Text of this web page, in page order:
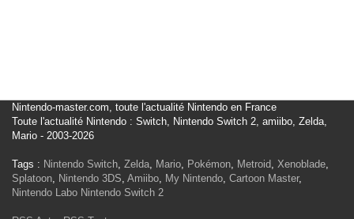
Nintendo-master.com, toute l'actualité Nintendo en France
Toute l'actualité Nintendo : Switch, Nintendo Switch 2, amiibo, Zelda,
Mario - 2003-2026
Tags : Nintendo Switch, Zelda, Mario, Pokémon, Metroid, Xenoblade,
Splatoon, Nintendo 3DS, Amiibo, My Nintendo, Cartoon Master,
Nintendo Labo Nintendo Switch 2